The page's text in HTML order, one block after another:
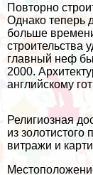
Повторно
Однако теперь
больше
строительства
главный неф
2000.
английскому
Религиозная
из
витражи и